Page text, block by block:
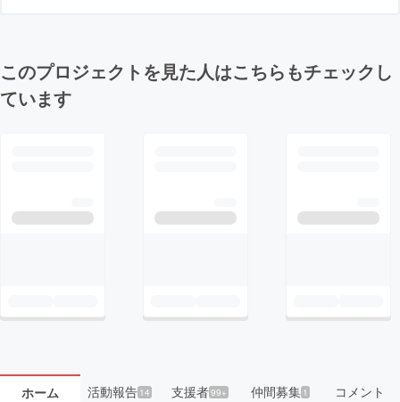
このプロジェクトを見た人はこちらもチェックし
ています
ホーム 活動報告14 支援者99+ 仲間募集 1 コメント